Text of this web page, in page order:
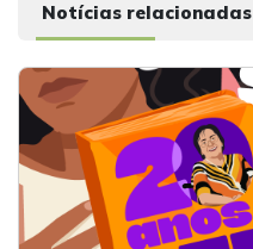
Notícias relacionadas